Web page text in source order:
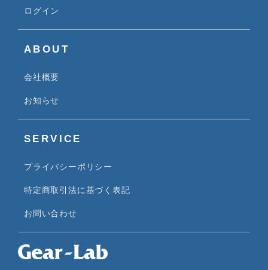
ログイン
ABOUT
会社概要
お知らせ
SERVICE
プライバシーポリシー
特定商取引法に基づく表記
お問い合わせ